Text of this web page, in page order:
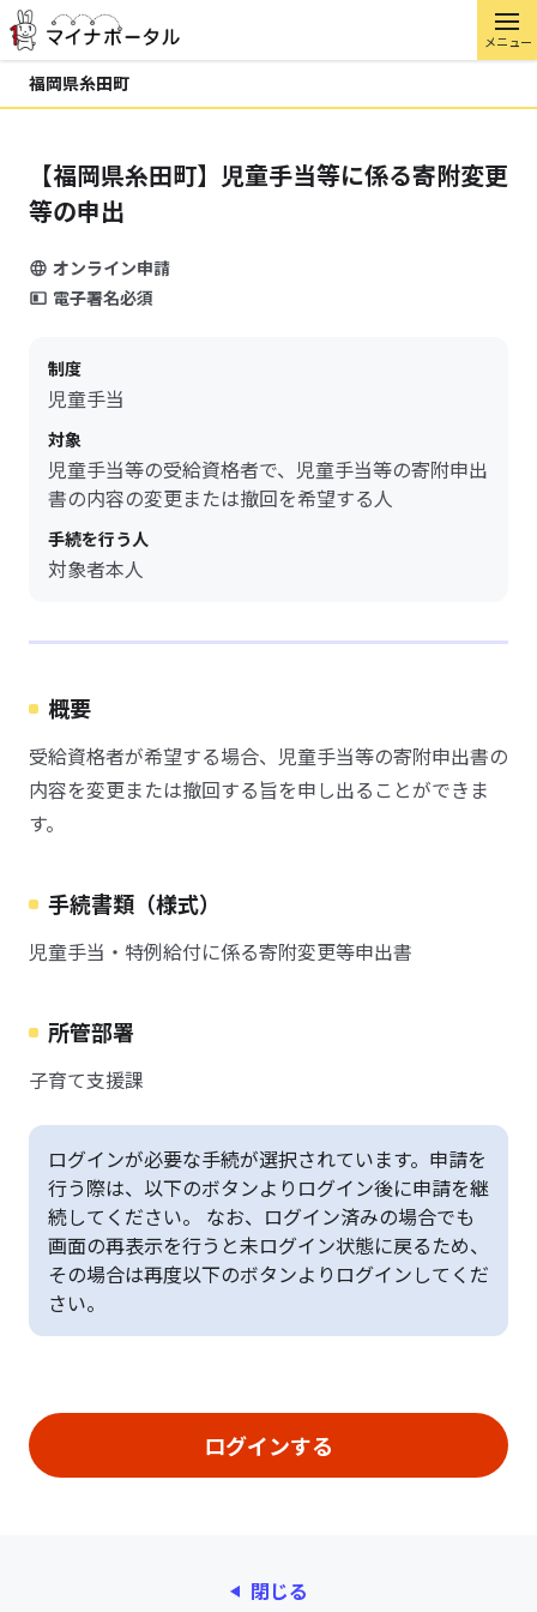
メニュー
福岡県糸田町
【福岡県糸田町】児童手当等に係る寄附変更
等の申出
オンライン申請
電子署名必須
制度
児童手当
対象
児童手当等の受給資格者で、児童手当等の寄附申出
書の内容の変更または撤回を希望する人
手続を行う人
対象者本人
概要
受給資格者が希望する場合、児童手当等の寄附申出書の
内容を変更または撤回する旨を申し出ることができま
す。
手続書類（様式）
児童手当・特例給付に係る寄附変更等申出書
所管部署
子育て支援課
ログインが必要な手続が選択されています。申請を
行う際は、以下のボタンよりログイン後に申請を継
続してください。 なお、ログイン済みの場合でも
画面の再表示を行うと未ログイン状態に戻るため、
その場合は再度以下のボタンよりログインしてくだ
さい。
閉じる